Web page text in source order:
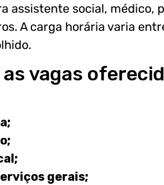
assistente social, médico,
A carga horária varia
vagas
gerais;